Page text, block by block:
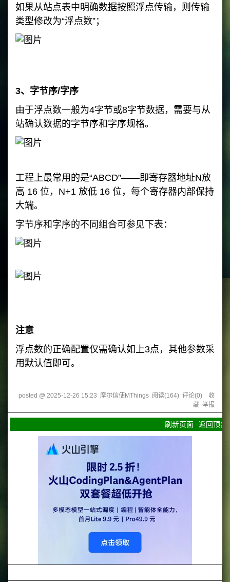
如果从站点表中明确数据按照浮点传输，则传输
类型修改为“浮点数”；
3、字节序/字序
由于浮点数一般为4字节或8字节数据，需要与从
站确认数据的字节序和字序规格。
工程上最常用的是“ABCD”——即寄存器地址N放
高 16 位，N+1 放低 16 位，每个寄存器内部保持
大端。
字节序和字序的不同组合可参见下表：
注意
浮点数的正确配置仅需确认如上3点，其他参数采
用默认值即可。
posted @ 2025-12-26 15:23 摩尔信使MThings 阅读(164) 评论(0) 收
藏 举报
刷新页面 返回顶部